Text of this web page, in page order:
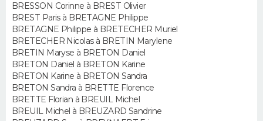
Guides de France
Escapades
Patrimoine
Expositions
Musées
Week-end nature
+
LIFESTYLE
Art de vivre
Bien-être
Loisirs
Mode
Modes de vie
SANTE
Alimentation
Guide de la santé
Maladies
Médicaments
Sommeil
VOYAGE
Destinations
City break
Voyage nature
Voyage de noces
Forum
Climat
+
PHOTO
BRESSON Corinne à BREST Olivier
BREST Paris à BRETAGNE Philippe
BRETAGNE Philippe à BRETECHER Muriel
BRETECHER Nicolas à BRETIN Marylene
BRETIN Maryse à BRETON Daniel
BRETON Daniel à BRETON Karine
BRETON Karine à BRETON Sandra
BRETON Sandra à BRETTE Florence
BRETTE Florian à BREUIL Michel
BREUIL Michel à BREUZARD Sandrine